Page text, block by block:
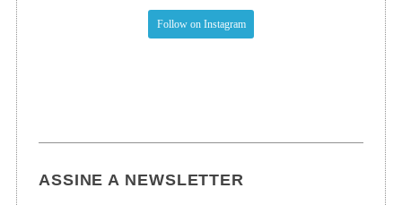
Follow on Instagram
ASSINE A NEWSLETTER